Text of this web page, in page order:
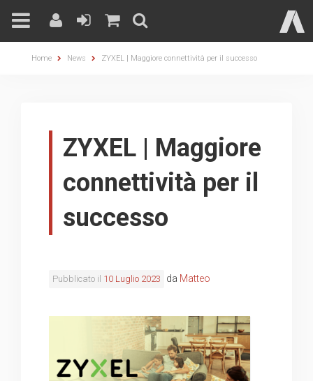
Home News ZYXEL | Maggiore connettività per il successo
ZYXEL | Maggiore
connettività per il
successo
Pubblicato il 10 Luglio 2023 da Matteo